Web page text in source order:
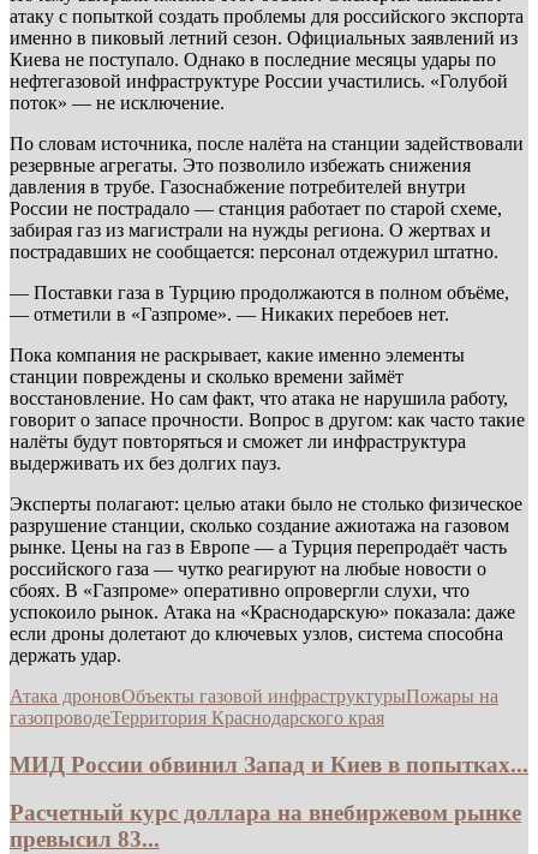
атаку с попыткой создать проблемы для российского экспорта
именно в пиковый летний сезон. Официальных заявлений из
Киева не поступало. Однако в последние месяцы удары по
нефтегазовой инфраструктуре России участились. «Голубой
поток» — не исключение.
По словам источника, после налёта на станции задействовали
резервные агрегаты. Это позволило избежать снижения
давления в трубе. Газоснабжение потребителей внутри
России не пострадало — станция работает по старой схеме,
забирая газ из магистрали на нужды региона. О жертвах и
пострадавших не сообщается: персонал отдежурил штатно.
— Поставки газа в Турцию продолжаются в полном объёме,
— отметили в «Газпроме». — Никаких перебоев нет.
Пока компания не раскрывает, какие именно элементы
станции повреждены и сколько времени займёт
восстановление. Но сам факт, что атака не нарушила работу,
говорит о запасе прочности. Вопрос в другом: как часто такие
налёты будут повторяться и сможет ли инфраструктура
выдерживать их без долгих пауз.
Эксперты полагают: целью атаки было не столько физическое
разрушение станции, сколько создание ажиотажа на газовом
рынке. Цены на газ в Европе — а Турция перепродаёт часть
российского газа — чутко реагируют на любые новости о
сбоях. В «Газпроме» оперативно опровергли слухи, что
успокоило рынок. Атака на «Краснодарскую» показала: даже
если дроны долетают до ключевых узлов, система способна
держать удар.
Атака дроновОбъекты газовой инфраструктурыПожары на
газопроводеТерритория Краснодарского края
МИД России обвинил Запад и Киев в попытках...
Расчетный курс доллара на внебиржевом рынке
превысил 83...